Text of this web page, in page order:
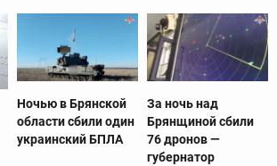
Ночью в Брянской
области сбили один
украинский БПЛА
За ночь над
Брянщиной сбили
76 дронов —
губернатор